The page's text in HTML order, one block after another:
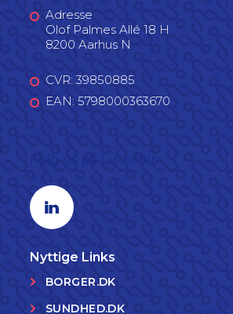
Adresse
Olof Palmes Allé 18 H
8200 Aarhus N
CVR: 39850885
EAN: 5798000363670
Linkedin profil
Nyttige Links
BORGER.DK
SUNDHED.DK